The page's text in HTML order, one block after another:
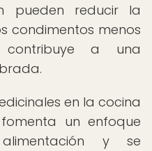
pueden reducir la
condimentos menos
a una
en la cocina
un enfoque
y se